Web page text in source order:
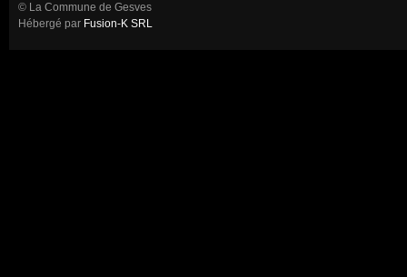
© La Commune de Gesves
Hébergé par Fusion-K SRL